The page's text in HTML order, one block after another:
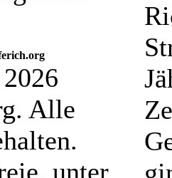
Alle
unter